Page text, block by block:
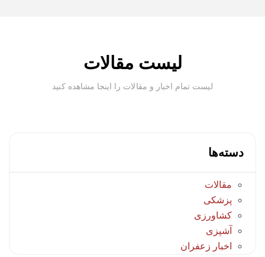
لیست مقالات
لیست تمام اخبار و مقالات را اینجا مشاهده کنید
دسته‌ها
مقالات
پزشکی
کشاورزی
آشپزی
اخبار زعفران